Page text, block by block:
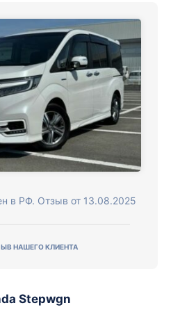
в РФ. Отзыв от 13.08.2025
НАШЕГО КЛИЕНТА
Stepwgn